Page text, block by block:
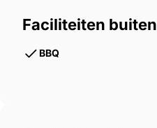
Faciliteiten buiten
BBQ